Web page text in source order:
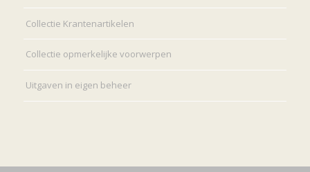
Collectie Krantenartikelen
Collectie opmerkelijke voorwerpen
Uitgaven in eigen beheer